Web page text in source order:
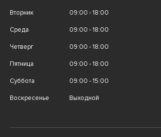
Вторник 09:00 - 18:00
Среда 09:00 - 18:00
Четверг 09:00 - 18:00
Пятница 09:00 - 18:00
Суббота 09:00 - 15:00
Воскресенье Выходной